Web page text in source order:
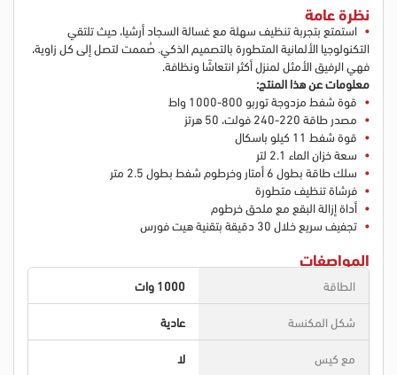
نظرة عامة
استمتع بتجربة تنظيف سهلة مع غسالة السجاد أرشيا، حيث تلتقي
التكنولوجيا الألمانية المتطورة بالتصميم الذكي. صُممت لتصل إلى كل زاوية،
فهي الرفيق الأمثل لمنزل أكثر انتعاشًا ونظافة.
معلومات عن هذا المنتج:
قوة شفط مزدوجة توربو 800-1000 واط
مصدر طاقة 220-240 فولت، 50 هرتز
قوة شفط 11 كيلو باسكال
سعة خزان الماء 2.1 لتر
سلك طاقة بطول 6 أمتار وخرطوم شفط بطول 2.5 متر
فرشاة تنظيف متطورة
أداة إزالة البقع مع ملحق خرطوم
تجفيف سريع خلال 30 دقيقة بتقنية هيت فورس
المواصفات
الطاقة
1000 وات
شكل المكنسة
عادية
مع كيس
لا